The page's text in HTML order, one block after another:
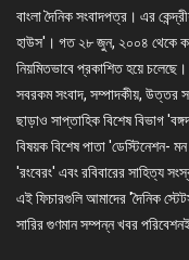
বাংলা দৈনিক সংবাদপত্র। এর
হাউস'। গত ২৮ জুন, ২০০৪ থেকে
নিয়মিতভাবে প্রকাশিত হয়ে
সবরকম সংবাদ, সম্পাদকীয়, উত্তর
ছাড়াও সাপ্তাহিক বিশেষ বিভাগ
বিষয়ক বিশেষ পাতা 'ডেস্টিনেশন-
'রংবেরং' এবং রবিবারের সাহিত্য
এই ফিচারগুলি আমাদের 'দৈনিক
সারির গুণমান সম্পন্ন খবর